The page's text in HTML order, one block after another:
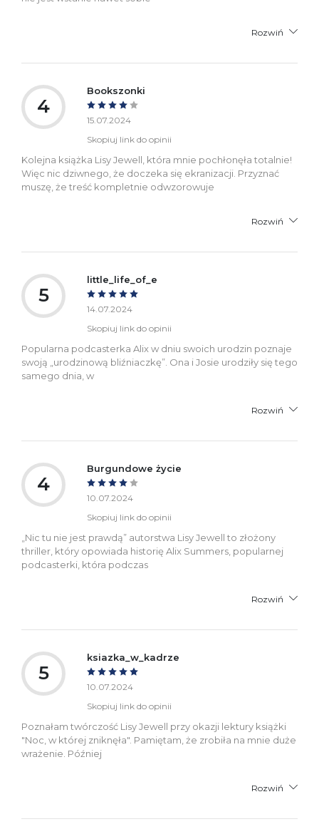
Rozwiń
4
Bookszonki
15.07.2024
Skopiuj link do opinii
Kolejna książka Lisy Jewell, która mnie pochłonęła totalnie!
Więc nic dziwnego, że doczeka się ekranizacji. Przyznać
muszę, że treść kompletnie odwzorowuje
Rozwiń
5
little_life_of_e
14.07.2024
Skopiuj link do opinii
Popularna podcasterka Alix w dniu swoich urodzin poznaje
swoją „urodzinową bliźniaczkę”. Ona i Josie urodziły się tego
samego dnia, w
Rozwiń
4
Burgundowe życie
10.07.2024
Skopiuj link do opinii
„Nic tu nie jest prawdą” autorstwa Lisy Jewell to złożony
thriller, który opowiada historię Alix Summers, popularnej
podcasterki, która podczas
Rozwiń
5
ksiazka_w_kadrze
10.07.2024
Skopiuj link do opinii
Poznałam twórczość Lisy Jewell przy okazji lektury książki
"Noc, w której zniknęła". Pamiętam, że zrobiła na mnie duże
wrażenie. Później
Rozwiń